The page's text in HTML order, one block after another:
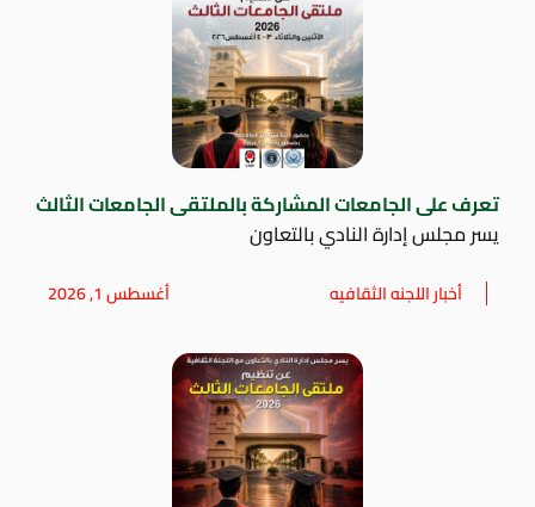
تعرف على الجامعات المشاركة بالملتقى الجامعات الثالث
يسر مجلس إدارة النادي بالتعاون
أخبار اللجنه الثقافيه أغسطس 1, 2026